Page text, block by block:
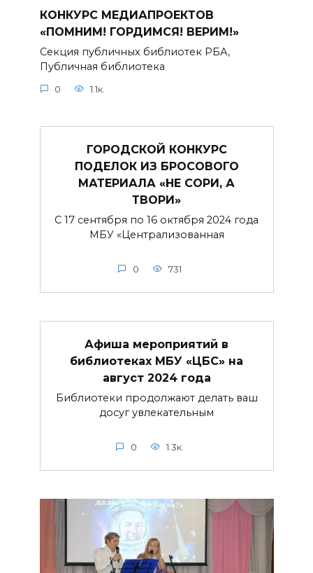
КОНКУРС МЕДИАПРОЕКТОВ
«ПОМНИМ! ГОРДИМСЯ! ВЕРИМ!»
Секция публичных библиотек РБА,
Публичная библиотека
0 1.1к.
ГОРОДСКОЙ КОНКУРС
ПОДЕЛОК ИЗ БРОСОВОГО
МАТЕРИАЛА «НЕ СОРИ, А
ТВОРИ»
С 17 сентября по 16 октября 2024 года
МБУ «Централизованная
0 731
Афиша мероприятий в
библиотеках МБУ «ЦБС» на
август 2024 года
Библиотеки продолжают делать ваш
досуг увлекательным
0 1.3к.